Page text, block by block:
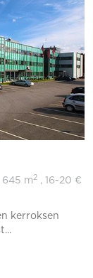
645 m 2 , 16-20 €
kerroksen